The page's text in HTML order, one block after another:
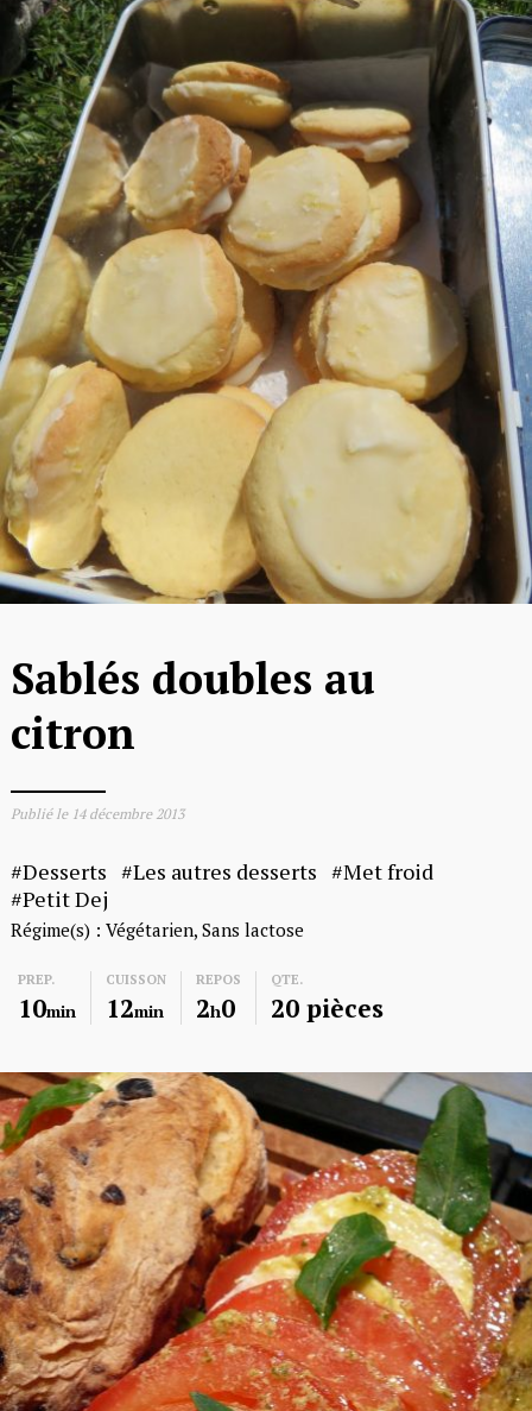
Sablés doubles au
citron
Publié le 14 décembre 2013
Desserts Les autres desserts
Met froid
Petit Dej
Régime(s) : Végétarien Sans lactose
PREP.
10min
CUISSON
12min
REPOS
2h0
QTE.
20 pièces